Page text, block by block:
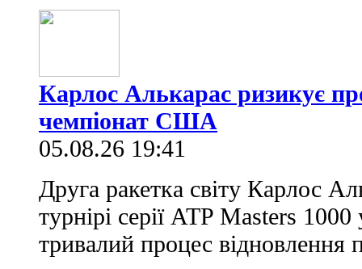
Карлос Алькарас ризикує
чемпіонат США
05.08.26 19:41
Друга ракетка світу Карлос
турнірі серії ATP Masters
тривалий процес відновлення